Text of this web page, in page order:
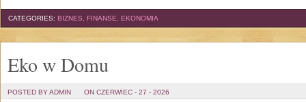
CATEGORIES: BIZNES, FINANSE, EKONOMIA
Eko w Domu
POSTED BY ADMIN ON CZERWIEC - 27 - 2026